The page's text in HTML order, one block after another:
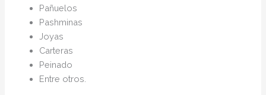
Pañuelos
Pashminas
Joyas
Carteras
Peinado
Entre otros.